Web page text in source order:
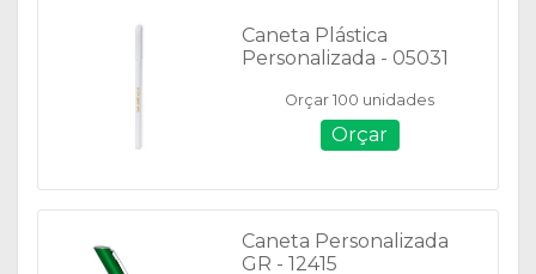
Caneta Plástica
Personalizada - 05031
Orçar 100 unidades
Orçar
Caneta Personalizada
GR - 12415